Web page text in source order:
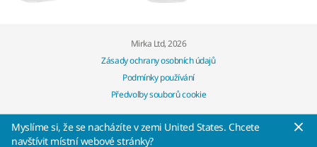
Mirka Ltd, 2026
Zásady ochrany osobních údajů
Podmínky používání
Předvolby souborů cookie
Myslíme si, že se nacházíte v zemi United States. Chcete
navštívit místní webové stránky?